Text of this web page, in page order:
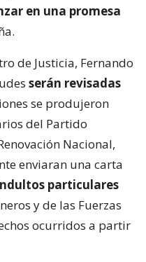
en una promesa
de Justicia, Fernando
serán revisadas
se produjeron
del Partido
Nacional,
enviaran una carta
particulares
y de las Fuerzas
ocurridos a partir